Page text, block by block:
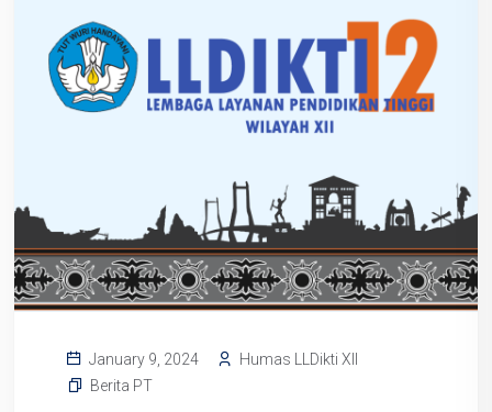
January 9, 2024
Humas LLDikti XII
Berita PT